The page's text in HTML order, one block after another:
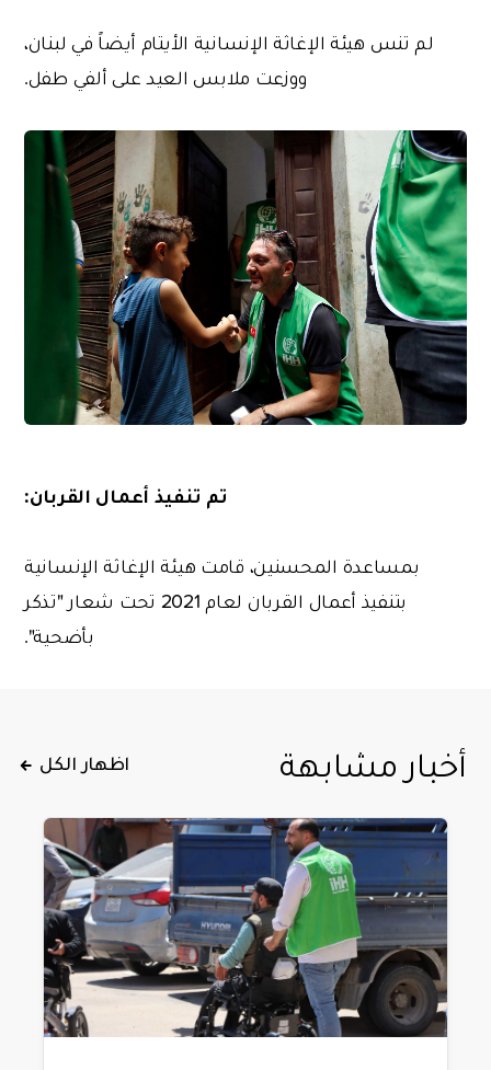
لم تنس هيئة الإغاثة الإنسانية الأيتام أيضاً في لبنان،
ووزعت ملابس العيد على ألفي طفل.
تم تنفيذ أعمال القربان:
بمساعدة المحسنين، قامت هيئة الإغاثة الإنسانية
بتنفيذ أعمال القربان لعام 2021 تحت شعار "تذكر
بأضحية".
أخبار مشابهة اظهار الكل